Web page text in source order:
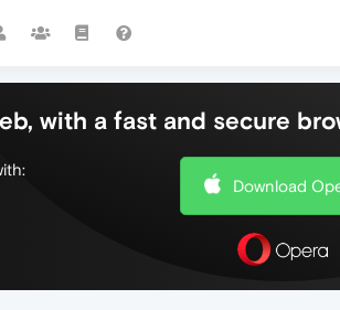
with a fast and secure
Download